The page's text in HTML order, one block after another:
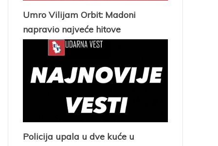
Umro Vilijam Orbit: Madoni
napravio najveće hitove
Policija upala u dve kuće u